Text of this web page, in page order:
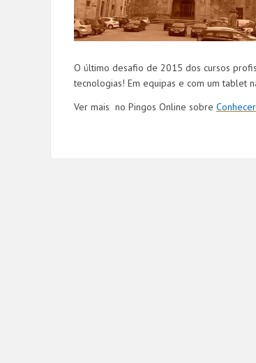
O último desafio de 2015 dos cursos
tecnologias! Em equipas e com um tablet
Ver mais no Pingos Online sobre